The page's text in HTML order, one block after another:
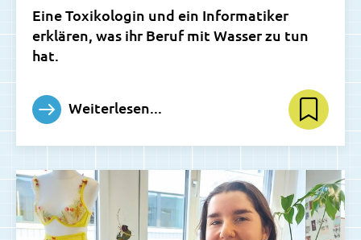
Eine Toxikologin und ein Informatiker
erklären, was ihr Beruf mit Wasser zu tun
hat.
Weiterlesen...